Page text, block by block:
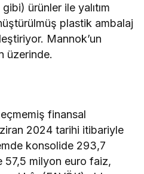
ürünler ile yalıtım
plastik ambalaj
Mannok’un
üzerinde.
finansal
2024 tarihi itibariyle
konsolide 293,7
57,5 milyon euro faiz,